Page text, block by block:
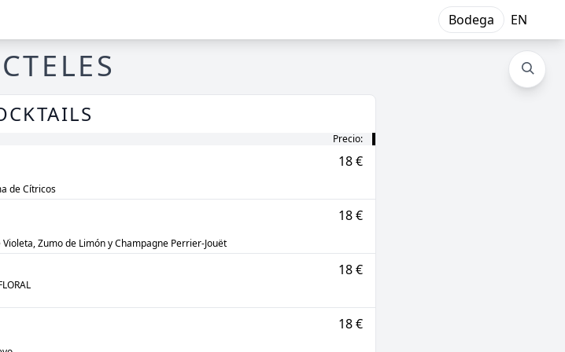
Bodega EN
Precio:
18 €
de Cítricos
18 €
Zumo de Limón y Champagne Perrier-Jouët
18 €
18 €